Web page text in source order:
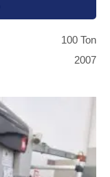
100 Ton
2007